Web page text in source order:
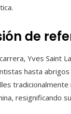
de
Yves Saint
hasta
resignificando